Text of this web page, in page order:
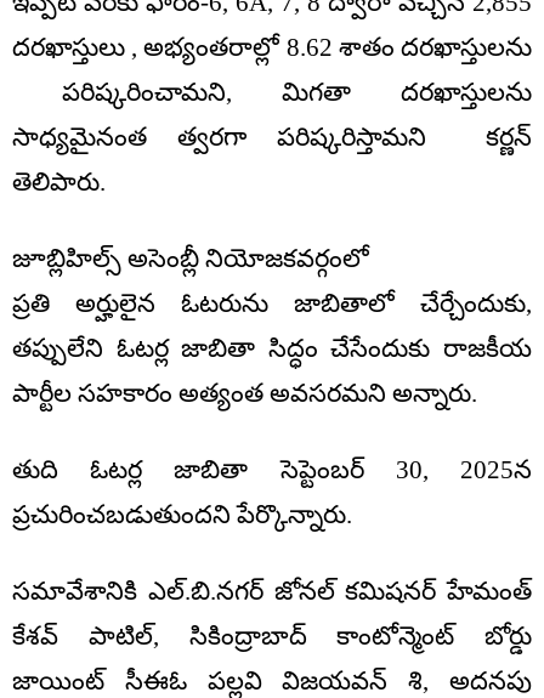
దరఖాస్తులు , అభ్యంతరాల్లో 8.62 శాతం దరఖాస్తులను
పరిష్కరించామని, మిగతా దరఖాస్తులను
సాధ్యమైనంత త్వరగా పరిష్కరిస్తామని కర్ణన్
తెలిపారు.
జూబ్లిహిల్స్ అసెంబ్లీ నియోజకవర్గంలో
ప్రతి అర్హులైన ఓటరును జాబితాలో చేర్చేందుకు,
తప్పులేని ఓటర్ల జాబితా సిద్ధం చేసేందుకు రాజకీయ
పార్టీల సహకారం అత్యంత అవసరమని అన్నారు.
తుది ఓటర్ల జాబితా సెప్టెంబర్ 30, 2025న
ప్రచురించబడుతుందని పేర్కొన్నారు.
సమావేశానికి ఎల్.బి.నగర్ జోనల్ కమిషనర్ హేమంత్
కేశవ్ పాటిల్, సికింద్రాబాద్ కాంటోన్మెంట్ బోర్డు
జాయింట్ సీఈఓ పల్లవి విజయవన్ శి, అదనపు